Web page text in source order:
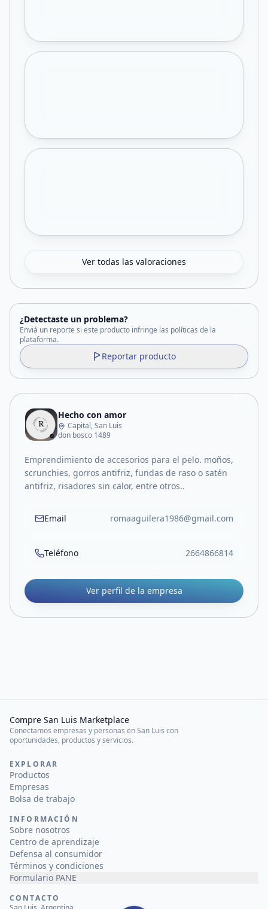
Ver todas las valoraciones
¿Detectaste un problema?
Enviá un reporte si este producto infringe las políticas de la
plataforma.
Reportar producto
Hecho con amor
Capital, San Luis
don bosco 1489
Emprendimiento de accesorios para el pelo. moños,
scrunchies, gorros antifriz, fundas de raso o satén
antifriz, risadores sin calor, entre otros..
Email romaaguilera1986@gmail.com
Teléfono 2664866814
Ver perfil de la empresa
Compre San Luis Marketplace
Conectamos empresas y personas en San Luis con
oportunidades, productos y servicios.
EXPLORAR
Productos
Empresas
Bolsa de trabajo
INFORMACIÓN
Sobre nosotros
Centro de aprendizaje
Defensa al consumidor
Términos y condiciones
Formulario PANE
CONTACTO